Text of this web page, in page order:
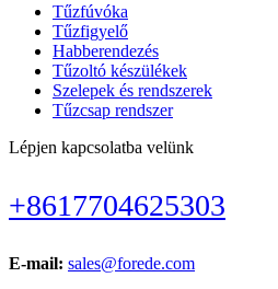
Tűzfúvóka
Tűzfigyelő
Habberendezés
Tűzoltó készülékek
Szelepek és rendszerek
Tűzcsap rendszer
Lépjen kapcsolatba velünk
+8617704625303
E-mail: sales@forede.com